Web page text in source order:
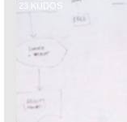
23 KUDOS